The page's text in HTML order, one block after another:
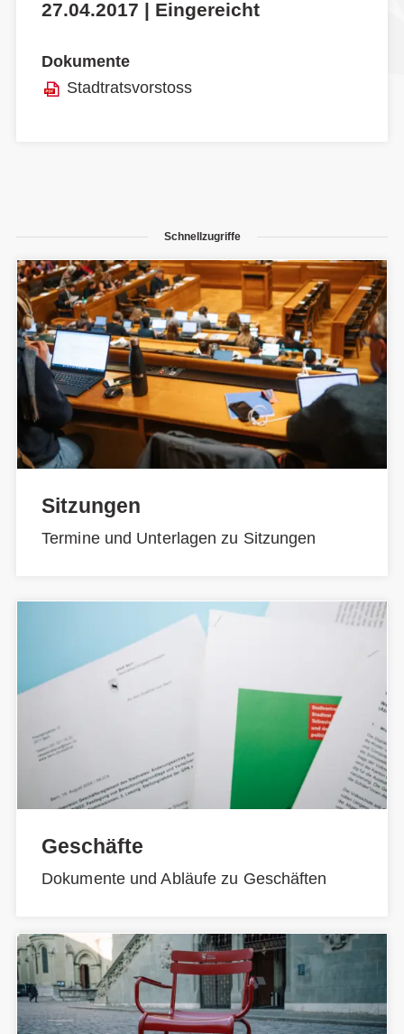
27.04.2017 | Eingereicht
Dokumente
Stadtratsvorstoss
Schnellzugriffe
Sitzungen
Termine und Unterlagen zu Sitzungen
Geschäfte
Dokumente und Abläufe zu Geschäften